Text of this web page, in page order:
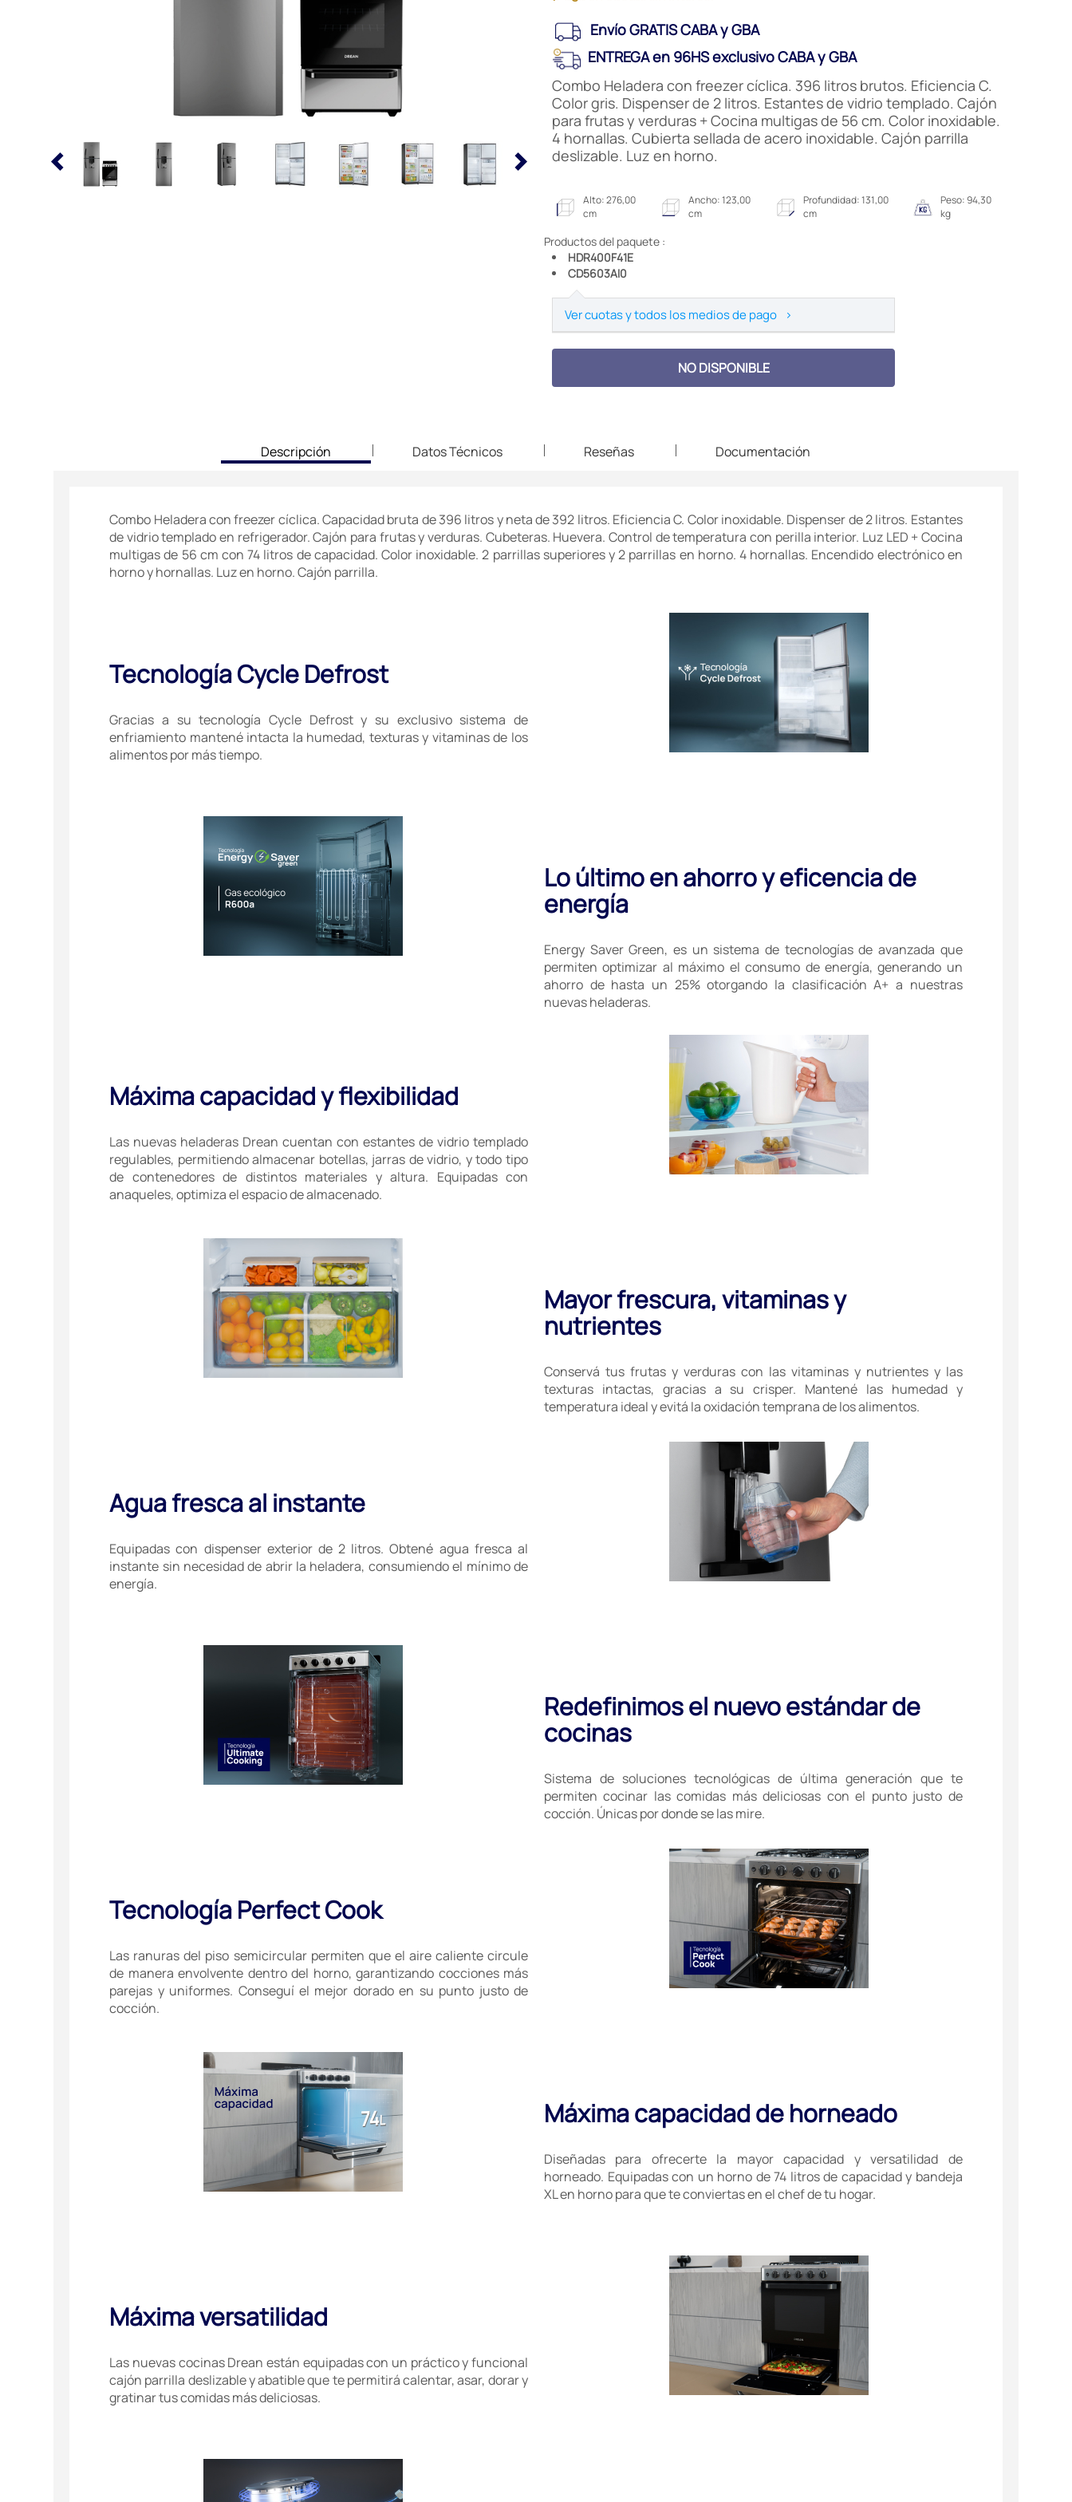
Envío GRATIS CABA y GBA
ENTREGA en 96HS exclusivo CABA y GBA
Combo Heladera con freezer cíclica. 396 litros brutos. Eficiencia C.
Color gris. Dispenser de 2 litros. Estantes de vidrio templado. Cajón
para frutas y verduras + Cocina multigas de 56 cm. Color inoxidable.
4 hornallas. Cubierta sellada de acero inoxidable. Cajón parrilla
deslizable. Luz en horno.
Alto: 276,00
cm
Ancho: 123,00
cm
Profundidad: 131,00
cm
Peso: 94,30
kg
Productos del paquete :
HDR400F41E
CD5603AI0
Ver cuotas y todos los medios de pago >
NO DISPONIBLE
current
tab:
Descripción Datos Técnicos Reseñas Documentación
Combo Heladera con freezer cíclica. Capacidad bruta de 396 litros y neta de 392 litros. Eficiencia C. Color inoxidable. Dispenser de 2 litros. Estantes
de vidrio templado en refrigerador. Cajón para frutas y verduras. Cubeteras. Huevera. Control de temperatura con perilla interior. Luz LED + Cocina
multigas de 56 cm con 74 litros de capacidad. Color inoxidable. 2 parrillas superiores y 2 parrillas en horno. 4 hornallas. Encendido electrónico en
horno y hornallas. Luz en horno. Cajón parrilla.
Tecnología Cycle Defrost
Gracias a su tecnología Cycle Defrost y su exclusivo sistema de
enfriamiento mantené intacta la humedad, texturas y vitaminas de los
alimentos por más tiempo.
Lo último en ahorro y eficencia de
energía
Energy Saver Green, es un sistema de tecnologías de avanzada que
permiten optimizar al máximo el consumo de energía, generando un
ahorro de hasta un 25% otorgando la clasificación A+ a nuestras
nuevas heladeras.
Máxima capacidad y flexibilidad
Las nuevas heladeras Drean cuentan con estantes de vidrio templado
regulables, permitiendo almacenar botellas, jarras de vidrio, y todo tipo
de contenedores de distintos materiales y altura. Equipadas con
anaqueles, optimiza el espacio de almacenado.
Mayor frescura, vitaminas y
nutrientes
Conservá tus frutas y verduras con las vitaminas y nutrientes y las
texturas intactas, gracias a su crisper. Mantené las humedad y
temperatura ideal y evitá la oxidación temprana de los alimentos.
Agua fresca al instante
Equipadas con dispenser exterior de 2 litros. Obtené agua fresca al
instante sin necesidad de abrir la heladera, consumiendo el mínimo de
energía.
Redefinimos el nuevo estándar de
cocinas
Sistema de soluciones tecnológicas de última generación que te
permiten cocinar las comidas más deliciosas con el punto justo de
cocción. Únicas por donde se las mire.
Tecnología Perfect Cook
Las ranuras del piso semicircular permiten que el aire caliente circule
de manera envolvente dentro del horno, garantizando cocciones más
parejas y uniformes. Conseguí el mejor dorado en su punto justo de
cocción.
Máxima capacidad de horneado
Diseñadas para ofrecerte la mayor capacidad y versatilidad de
horneado. Equipadas con un horno de 74 litros de capacidad y bandeja
XL en horno para que te conviertas en el chef de tu hogar.
Máxima versatilidad
Las nuevas cocinas Drean están equipadas con un práctico y funcional
cajón parrilla deslizable y abatible que te permitirá calentar, asar, dorar y
gratinar tus comidas más deliciosas.